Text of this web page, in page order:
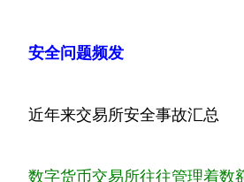
安全问题频发
近年来交易所安全事故汇总
数字货币交易所往往管理着数